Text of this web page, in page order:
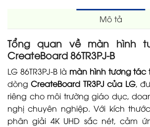
Mô tả
Tổng quan về màn hình
CreateBoard 86TR3PJ-B
LG 86TR3PJ-B là màn hình tương tác
dòngCreateBoard TR3PJ của LG,
riêng cho môi trường giáo dục,
nghị chuyên nghiệp. Với kích
phân giải 4K UHD sắc nét, cảm